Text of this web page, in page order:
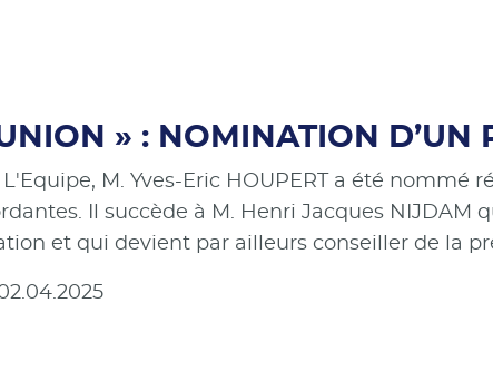
» : NOMINATION D’UN
M. Yves-Eric HOUPERT a été nommé
Il succède à M. Henri Jacques NIJDAM
et qui devient par ailleurs conseiller de la